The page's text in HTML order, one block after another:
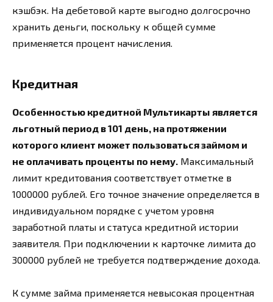
кэшбэк. На дебетовой карте выгодно долгосрочно
хранить деньги, поскольку к общей сумме
применяется процент начисления.
Кредитная
Особенностью кредитной Мультикарты является
льготный период в 101 день, на протяжении
которого клиент может пользоваться займом и
не оплачивать проценты по нему. Максимальный
лимит кредитования соответствует отметке в
1000000 рублей. Его точное значение определяется в
индивидуальном порядке с учетом уровня
заработной платы и статуса кредитной истории
заявителя. При подключении к карточке лимита до
300000 рублей не требуется подтверждение дохода.
К сумме займа применяется невысокая процентная